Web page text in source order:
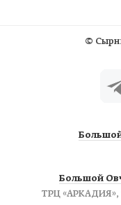
©
Большой
ТРЦ «АРКАДИЯ»,